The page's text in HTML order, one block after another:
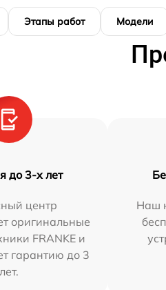
Этапы работ Модели
до 3-х лет
центр
оригинальные
FRANKE и
гарантию до 3
лет.
Наш